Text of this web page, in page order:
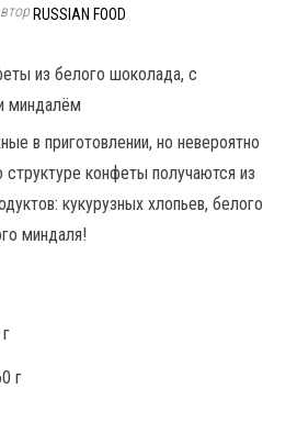
RUSSIAN FOOD
в приготовлении, но невероятно
конфеты получаются из
кукурузных хлопьев, белого
миндаля!
г